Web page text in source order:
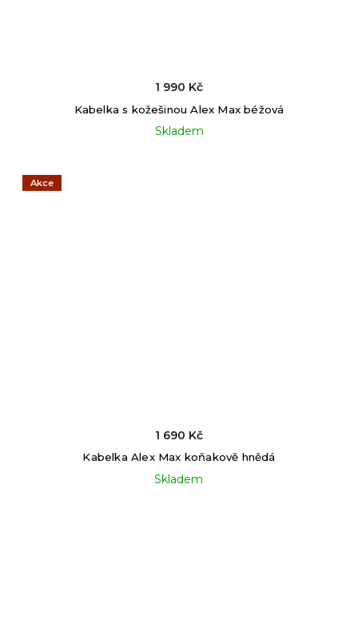
Kabelka s kožešinou Alex Max béžová
Skladem
1 990 Kč
Akce
Kabelka Alex Max koňakově hnědá
Skladem
1 690 Kč